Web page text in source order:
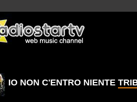
IO NON C'ENTRO NIENTE